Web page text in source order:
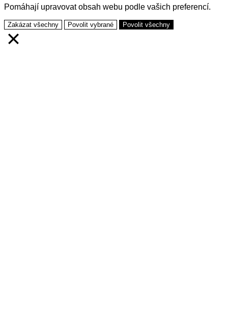
Pomáhají upravovat obsah webu podle vašich preferencí.
Zakázat všechny Povolit vybrané